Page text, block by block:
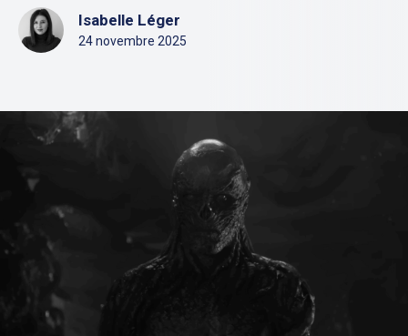
Isabelle Léger
24 novembre 2025